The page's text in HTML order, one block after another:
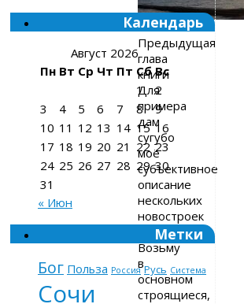
Предыдущая
глава
книги
Для
примера
дам
сугубо
моё
субъективное
описание
нескольких
новостроек
Сочи.
Возьму
в
основном
строящиеся,
Календарь
Август 2026
Пн Вт Ср Чт Пт Сб Вс
1
2
3
4 5 6 7 8
9
10 11 12 13 14 15 16
17 18 19 20 21 22 23
24 25 26 27 28 29 30
31
« Июн
Метки
Бог Польза Россия Русь Система
Сочи